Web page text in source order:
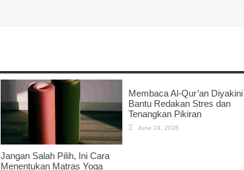
Jangan Salah Pilih, Ini Cara
Menentukan Matras Yoga
Membaca Al-Qur’an Diyakini
Bantu Redakan Stres dan
Tenangkan Pikiran
June 24, 2026